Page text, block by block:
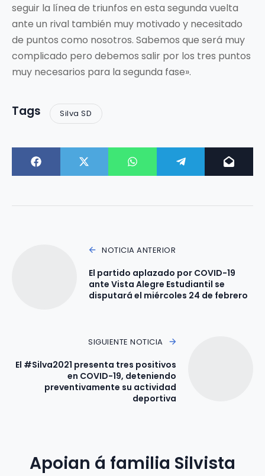
seguir la línea de triunfos en esta segunda vuelta
ante un rival también muy motivado y necesitado
de puntos como nosotros. Sabemos que será muy
complicado pero debemos salir por los tres puntos
muy necesarios para la segunda fase».
Tags Silva SD
NOTICIA ANTERIOR
El partido aplazado por COVID-19
ante Vista Alegre Estudiantil se
disputará el miércoles 24 de febrero
SIGUIENTE NOTICIA
El #Silva2021 presenta tres positivos
en COVID-19, deteniendo
preventivamente su actividad
deportiva
Apoian á familia Silvista